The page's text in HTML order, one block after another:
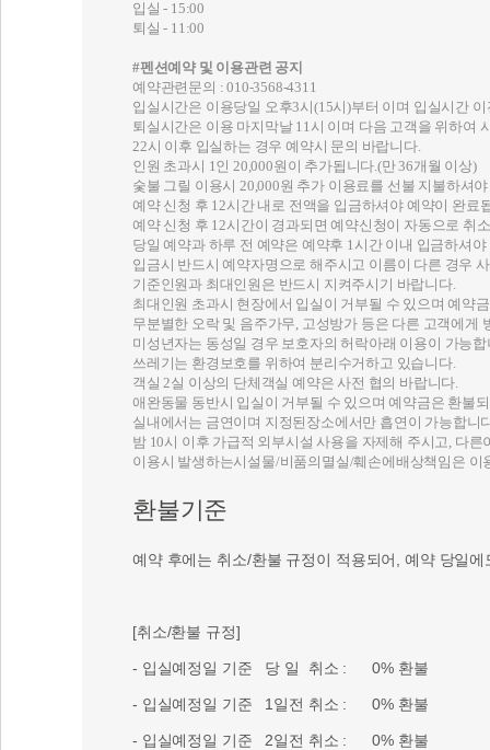
입실 - 15:00
퇴실 - 11:00
#펜션예약 및 이용관련 공지
예약관련문의 : 010-3568-4311
입실시간은 이용당일 오후3시(15시)부터 이며 입실시간
퇴실시간은 이용 마지막날 11시 이며 다음 고객을 위하여
22시 이후 입실하는 경우 예약시 문의 바랍니다.
인원 초과시 1인 20,000원이 추가됩니다.(만 36개월 이상)
숯불 그릴 이용시 20,000원 추가 이용료를 선불 지불하셔
예약 신청 후 12시간 내로 전액을 입금하셔야 예약이 완료
예약 신청 후 12시간이 경과되면 예약신청이 자동으로 취
당일 예약과 하루 전 예약은 예약후 1시간 이내 입금하셔야
입금시 반드시 예약자명으로 해주시고 이름이 다른 경우
기준인원과 최대인원은 반드시 지켜주시기 바랍니다.
최대인원 초과시 현장에서 입실이 거부될 수 있으며 예약
무분별한 오락 및 음주가무, 고성방가 등은 다른 고객에게
미성년자는 동성일 경우 보호자의 허락아래 이용이 가능합
쓰레기는 환경보호를 위하여 분리수거하고 있습니다.
객실 2실 이상의 단체객실 예약은 사전 협의 바랍니다.
애완동물 동반시 입실이 거부될 수 있으며 예약금은 환불
실내에서는 금연이며 지정된장소에서만 흡연이 가능합니
밤 10시 이후 가급적 외부시설 사용을 자제해 주시고, 다
이용시 발생하는시설물/비품의멸실/훼손에배상책임은
환불기준
예약 후에는 취소/환불 규정이 적용되어, 예약 당일
[취소/환불 규정]
- 입실예정일 기준 당 일 취소 : 0% 환불
- 입실예정일 기준 1일전 취소 : 0% 환불
- 입실예정일 기준 2일전 취소 : 0% 환불